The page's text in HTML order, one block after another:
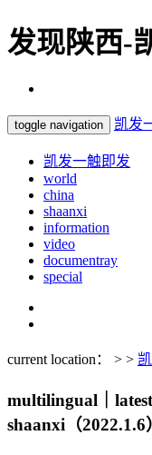
发现陕西-
toggle navigation 凯发
凯发一触即发
world
china
shaanxi
information
video
documentray
special
current location： > >
multilingual｜
shaanxi（2022.1.6